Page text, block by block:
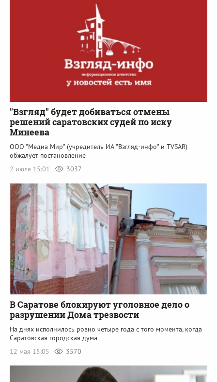
"Взгляд" будет добиваться отмены
решений саратовских судей по иску
Минеева
ООО "Медиа Мир" (учредитель ИА "Взгляд-инфо" и TVSAR)
обжалует постановление
2 июля 15:01
3037
В Саратове блокируют уголовное дело о
разрушении Дома трезвости
На днях исполнилось ровно четыре года с того момента, когда
Саратовская городская дума
12 мая 15:05
3570